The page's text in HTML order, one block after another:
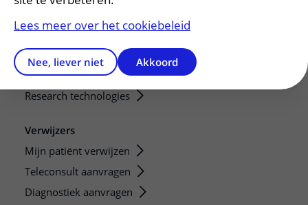
Strategic programs
Research groups
Researchers
Research technologies
Verwijzers
Mijn patiënt verwijzen
Teleconsult aanvragen
Diagnostiek aanvragen
Lees meer over het cookiebeleid
Nee, liever niet Akkoord